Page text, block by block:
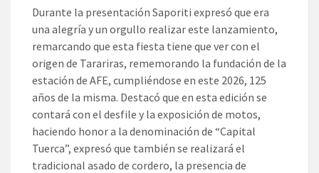
Durante la presentación Saporiti expresó que era
una alegría y un orgullo realizar este lanzamiento,
remarcando que esta fiesta tiene que ver con el
origen de Tarariras, rememorando la fundación de la
estación de AFE, cumpliéndose en este 2026, 125
años de la misma. Destacó que en esta edición se
contará con el desfile y la exposición de motos,
haciendo honor a la denominación de “Capital
Tuerca”, expresó que también se realizará el
tradicional asado de cordero, la presencia de